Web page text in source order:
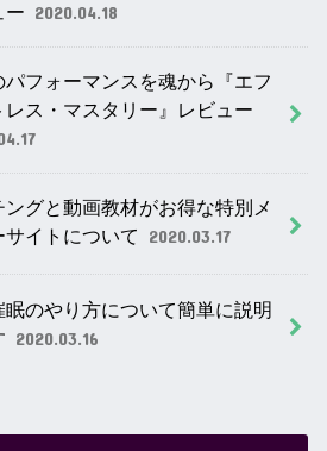
ー 2020.04.18
パフォーマンスを魂から『エフ
レス・マスタリー』レビュー
ングと動画教材がお得な特別メ
サイトについて
2020.03.17
眠のやり方について簡単に説明
2020.03.16